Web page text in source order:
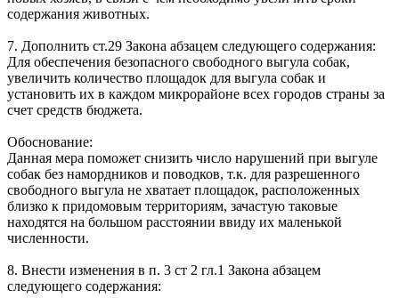
содержания животных.
7. Дополнить ст.29 Закона абзацем следующего содержания:
Для обеспечения безопасного свободного выгула собак,
увеличить количество площадок для выгула собак и
установить их в каждом микрорайоне всех городов страны за
счет средств бюджета.
Обоснование:
Данная мера поможет снизить число нарушений при выгуле
собак без намордников и поводков, т.к. для разрешенного
свободного выгула не хватает площадок, расположенных
близко к придомовым территориям, зачастую таковые
находятся на большом расстоянии ввиду их маленькой
численности.
8. Внести изменения в п. 3 ст 2 гл.1 Закона абзацем
следующего содержания: